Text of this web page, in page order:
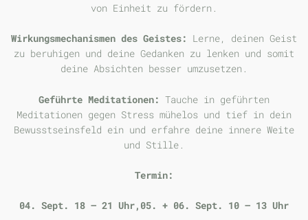
von Einheit zu fördern.
Wirkungsmechanismen des Geistes: Lerne, deinen Geist
zu beruhigen und deine Gedanken zu lenken und somit
deine Absichten besser umzusetzen.
Geführte Meditationen: Tauche in geführten
Meditationen gegen Stress mühelos und tief in dein
Bewusstseinsfeld ein und erfahre deine innere Weite
und Stille.
Termin:
04. Sept. 18 – 21 Uhr,05. + 06. Sept. 10 – 13 Uhr